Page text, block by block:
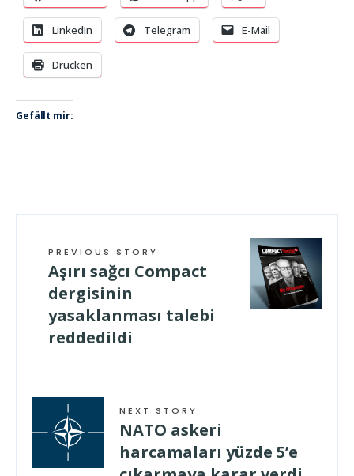
LinkedIn Telegram E-Mail
Drucken
Gefällt mir:
PREVIOUS STORY
Aşırı sağcı Compact
dergisinin
yasaklanması talebi
reddedildi
NEXT STORY
NATO askeri
harcamaları yüzde 5’e